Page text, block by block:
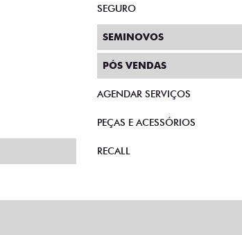
SEGURO
SEMINOVOS
PÓS VENDAS
AGENDAR SERVIÇOS
PEÇAS E ACESSÓRIOS
RECALL